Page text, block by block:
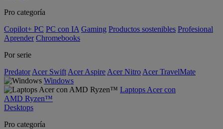
Pro categoría
Copilot+ PC PC con IA Gaming Productos sostenibles Profesional
Aprender Chromebooks
Por serie
Predator Acer Swift Acer Aspire Acer Nitro Acer TravelMate
Windows
Laptops Acer con
AMD Ryzen™
Desktops
Pro categoría